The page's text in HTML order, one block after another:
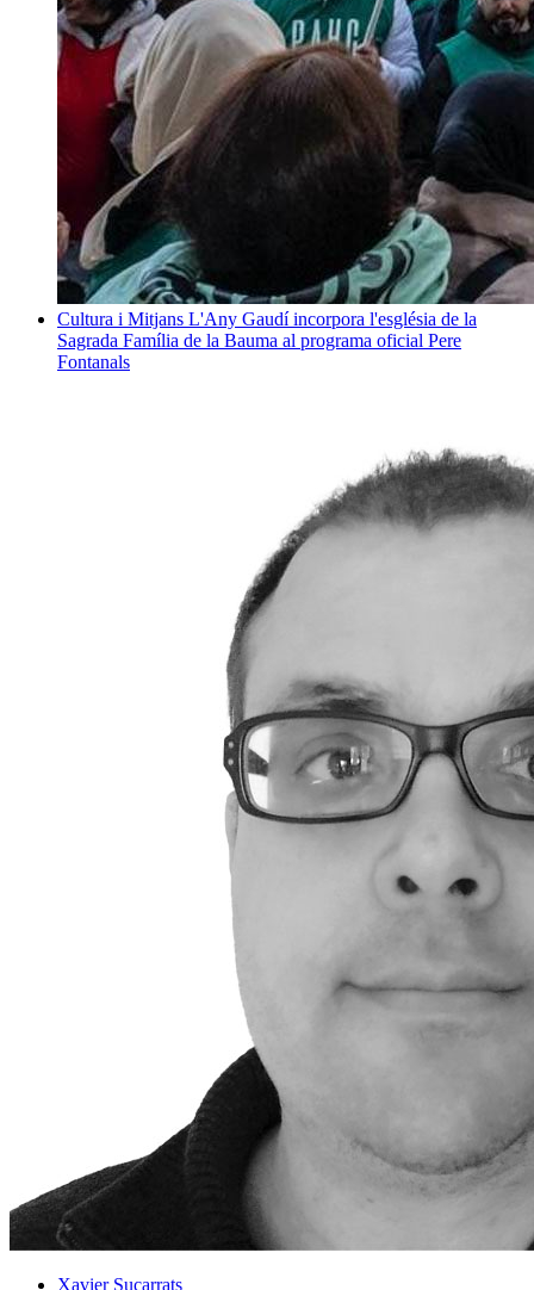
Cultura i Mitjans L'Any Gaudí incorpora l'església de la
Sagrada Família de la Bauma al programa oficial Pere
Fontanals
Xavier Sucarrats